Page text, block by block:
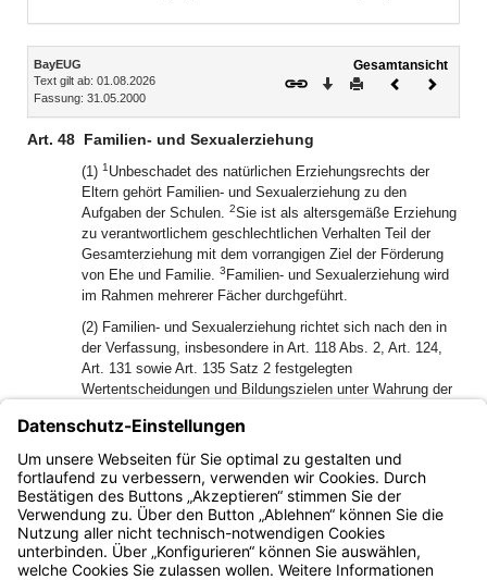
Inhalt
BayEUG
Text gilt ab: 01.08.2026
Fassung: 31.05.2000
Gesamtansicht
Download
DruckenVorheriges
Art. 48 Familien- und Sexualerziehung
(1) 1Unbeschadet des natürlichen Erziehungsrechts der
Eltern gehört Familien- und Sexualerziehung zu den
Aufgaben der Schulen. 2Sie ist als altersgemäße Erziehung
zu verantwortlichem geschlechtlichen Verhalten Teil der
Gesamterziehung mit dem vorrangigen Ziel der Förderung
von Ehe und Familie. 3 Familien- und Sexualerziehung wird
im Rahmen mehrerer Fächer durchgeführt.
(2) Familien- und Sexualerziehung richtet sich nach den in
der Verfassung, insbesondere in Art. 118 Abs. 2, Art. 124,
Art. 131 sowie Art. 135 Satz 2 festgelegten
Wertentscheidungen und Bildungszielen unter Wahrung der
(3) Ziel, Inhalt und Form der Familien- und Sexualerziehung
sind den Erziehungsberechtigten rechtzeitig mitzuteilen und
mit ihnen zu besprechen.
Bayern.de